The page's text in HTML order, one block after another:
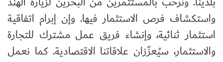
واستكشاف فرص الاستثمار فيها. وإن إبرام اتفاقية
استثمار ثنائية، وإنشاء فريق عمل مشترك للتجارة
والاستثمار، سيُعزّزان علاقاتنا الاقتصادية. كما نعمل